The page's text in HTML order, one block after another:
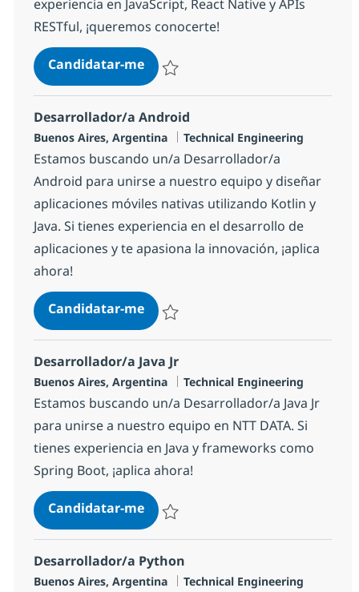
experiencia en JavaScript, React Native y APIs
RESTful, ¡queremos conocerte!
Candidatar-meDesarrollador/a React Native
Desarrollador/a Android
Localização
Buenos Aires, Argentina Categoria
Technical Engineering
Estamos buscando un/a Desarrollador/a
Android para unirse a nuestro equipo y diseñar
aplicaciones móviles nativas utilizando Kotlin y
Java. Si tienes experiencia en el desarrollo de
aplicaciones y te apasiona la innovación, ¡aplica
ahora!
Candidatar-meDesarrollador/a Android
Desarrollador/a Java Jr
Localização
Buenos Aires, Argentina Categoria
Technical Engineering
Estamos buscando un/a Desarrollador/a Java Jr
para unirse a nuestro equipo en NTT DATA. Si
tienes experiencia en Java y frameworks como
Spring Boot, ¡aplica ahora!
Candidatar-meDesarrollador/a Java Jr
Desarrollador/a Python
Localização
Buenos Aires, Argentina Categoria
Technical Engineering